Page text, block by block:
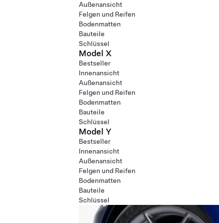
Außenansicht
Felgen und Reifen
Bodenmatten
Bauteile
Schlüssel
Model X
Bestseller
Innenansicht
Außenansicht
Felgen und Reifen
Bodenmatten
Bauteile
Schlüssel
Model Y
Bestseller
Innenansicht
Außenansicht
Felgen und Reifen
Bodenmatten
Bauteile
Schlüssel